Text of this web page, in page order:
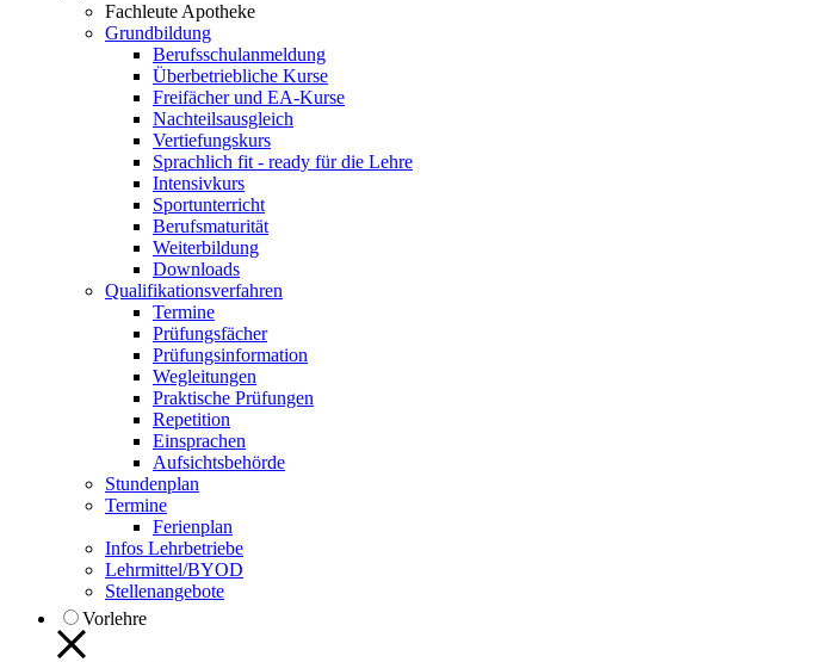
Fachleute Apotheke
Grundbildung
Berufsschulanmeldung
Überbetriebliche Kurse
Freifächer und EA-Kurse
Nachteilsausgleich
Vertiefungskurs
Sprachlich fit - ready für die Lehre
Intensivkurs
Sportunterricht
Berufsmaturität
Weiterbildung
Downloads
Qualifikationsverfahren
Termine
Prüfungsfächer
Prüfungsinformation
Wegleitungen
Praktische Prüfungen
Repetition
Einsprachen
Aufsichtsbehörde
Stundenplan
Termine
Ferienplan
Infos Lehrbetriebe
Lehrmittel/BYOD
Stellenangebote
Vorlehre